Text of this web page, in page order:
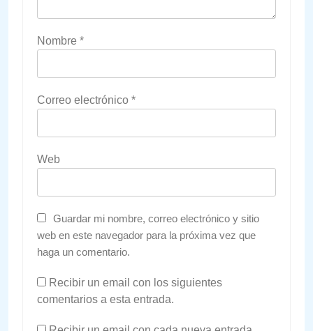
Nombre *
Correo electrónico *
Web
Guardar mi nombre, correo electrónico y sitio
web en este navegador para la próxima vez que
haga un comentario.
Recibir un email con los siguientes
comentarios a esta entrada.